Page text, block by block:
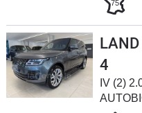
75
LAND
4
IV (2)